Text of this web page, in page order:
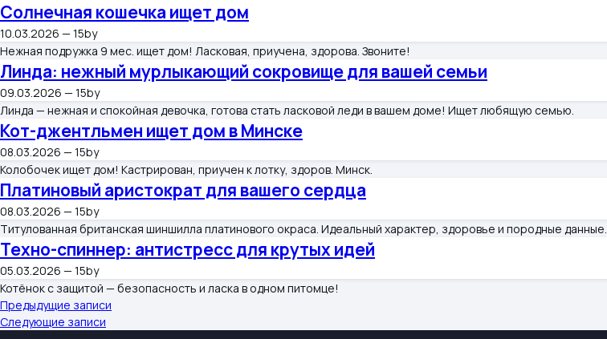
Солнечная кошечка ищет дом
10.03.2026 — 15by
Нежная подружка 9 мес. ищет дом! Ласковая, приучена, здорова. Звоните!
Линда: нежный мурлыкающий сокровище для вашей семьи
09.03.2026 — 15by
Линда — нежная и спокойная девочка, готова стать ласковой леди в вашем доме! Ищет любящую семью.
Кот-джентльмен ищет дом в Минске
08.03.2026 — 15by
Колобочек ищет дом! Кастрирован, приучен к лотку, здоров. Минск.
Платиновый аристократ для вашего сердца
08.03.2026 — 15by
Титулованная британская шиншилла платинового окраса. Идеальный характер, здоровье и породные данные.
Техно-спиннер: антистресс для крутых идей
05.03.2026 — 15by
Котёнок с защитой — безопасность и ласка в одном питомце!
Навигация
по
Предыдущие записи
Следующие записи